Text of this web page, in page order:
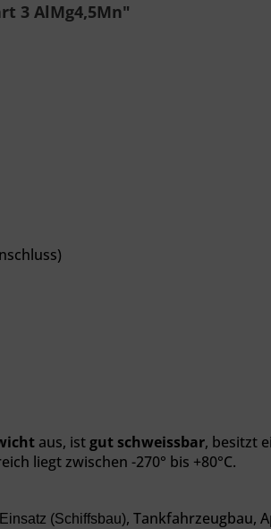
3 AlMg4,5Mn"
)
aus, ist gut schweissbar, besitzt
liegt zwischen -270° bis +80°C.
(Schiffsbau), Tankfahrzeugbau,